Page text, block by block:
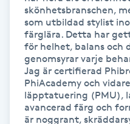
Gruppträning
Gua Sha-massage
Hatha Yoga
skönhetsbranschen,
som utbildad stylist
färglära. Detta har
för helhet, balans och
genomsyrar varje
Jag är certifierad
PhiAcademy och
läpptatuering (PMU),
avancerad färg och
är noggrant,